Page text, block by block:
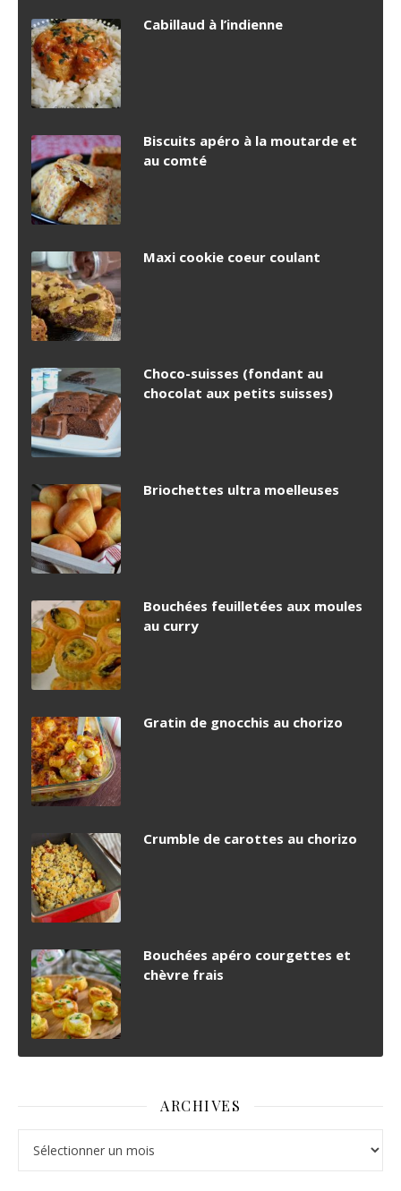
Cabillaud à l’indienne
Biscuits apéro à la moutarde et
au comté
Maxi cookie coeur coulant
Choco-suisses (fondant au
chocolat aux petits suisses)
Briochettes ultra moelleuses
Bouchées feuilletées aux moules
au curry
Gratin de gnocchis au chorizo
Crumble de carottes au chorizo
Bouchées apéro courgettes et
chèvre frais
ARCHIVES